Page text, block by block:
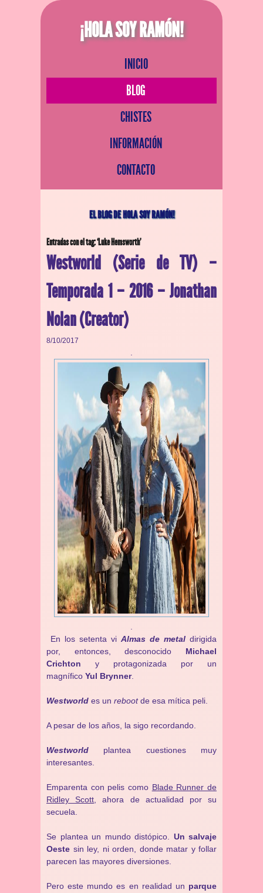
¡HOLA SOY RAMÓN!
INICIO
BLOG
CHISTES
INFORMACIÓN
CONTACTO
EL BLOG DE HOLA SOY RAMÓN!
Entradas con el tag: ‘Luke Hemsworth’
Westworld (Serie de TV) –
Temporada 1 – 2016 – Jonathan
Nolan (Creator)
8/10/2017
En los setenta vi Almas de metal dirigida
por, entonces, desconocido Michael
Crichton y protagonizada por un
magnífico Yul Brynner.
Westworld es un rebootde esa mítica peli.
A pesar de los años, la sigo recordando.
Westworld plantea cuestiones muy
interesantes.
Emparenta con pelis como Blade Runner de
Ridley Scott , ahora de actualidad por su
secuela.
Se plantea un mundo distópico. Un salvaje
Oeste sin ley, ni orden, donde matar y follar
parecen las mayores diversiones.
Pero este mundo es en realidad un parque